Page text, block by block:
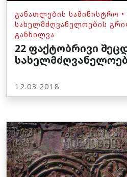
ᲒᲐᲜᲐᲗᲚᲔᲑᲘᲡ ᲡᲐᲛᲘᲜᲘᲡᲢᲠᲝ •
ᲡᲐᲮᲔᲚᲛᲫᲦᲕᲐᲜᲔᲚᲝᲔᲑᲘᲡ
ᲒᲐᲜᲮᲘᲚᲕᲐ
22 ფაქტობრივი
12.03.2018